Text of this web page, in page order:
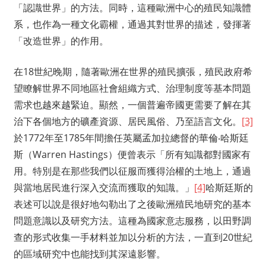
「認識世界」的方法。同時，這種歐洲中心的殖民知識體
系，也作為一種文化霸權，通過其對世界的描述，發揮著
「改造世界」的作用。
在18世紀晚期，隨著歐洲在世界的殖民擴張，殖民政府希
望瞭解世界不同地區社會組織方式、治理制度等基本問題
需求也越來越緊迫。顯然，一個普遍帝國更需要了解在其
治下各個地方的礦產資源、居民風俗、乃至語言文化。 [3]
於1772年至1785年間擔任英屬孟加拉總督的華倫‧哈斯廷
斯（Warren Hastings）便曾表示「所有知識都對國家有
用。特別是在那些我們以征服而獲得治權的土地上，通過
與當地居民進行深入交流而獲取的知識。」 [4]哈斯廷斯的
表述可以說是很好地勾勒出了之後歐洲殖民地研究的基本
問題意識以及研究方法。這種為國家意志服務，以田野調
查的形式收集一手材料並加以分析的方法，一直到20世紀
的區域研究中也能找到其深遠影響。